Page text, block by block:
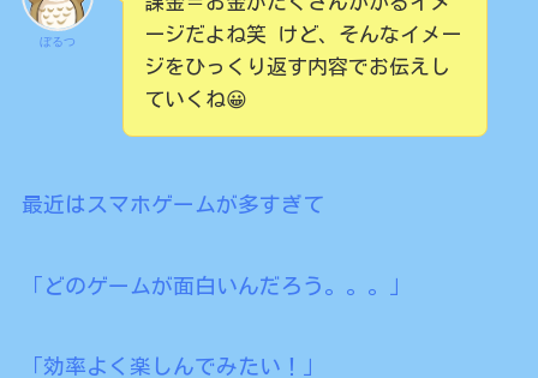
ぼるつ
ージだよね笑 けど、そんなイメー
ジをひっくり返す内容でお伝えし
ていくね😀
最近はスマホゲームが多すぎて
「どのゲームが面白いんだろう。。。」
「効率よく楽しんでみたい！」